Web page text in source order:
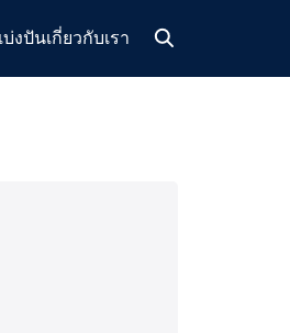
บ่งปันเกี่ยวกับเรา